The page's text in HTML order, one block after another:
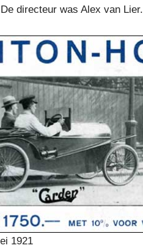
directeur was Alex van Lier.
1921